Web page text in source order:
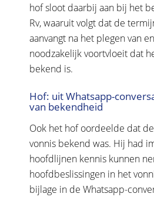
hof sloot daarbij aan bij het
Rv, waaruit volgt dat de
aanvangt na het plegen van
noodzakelijk voortvloeit dat
bekend is.
Hof: uit Whatsapp-
van bekendheid
Ook het hof oordeelde dat
vonnis bekend was. Hij had
hoofdlijnen kennis kunnen
hoofdbeslissingen in het
bijlage in de Whatsapp-